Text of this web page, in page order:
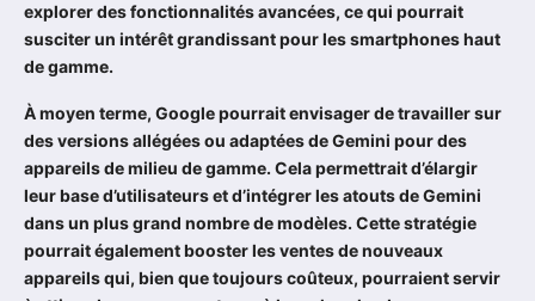
explorer des fonctionnalités avancées, ce qui pourrait
susciter un intérêt grandissant pour les smartphones haut
de gamme.
À moyen terme, Google pourrait envisager de travailler sur
des versions allégées ou adaptées de Gemini pour des
appareils de milieu de gamme. Cela permettrait d’élargir
leur base d’utilisateurs et d’intégrer les atouts de Gemini
dans un plus grand nombre de modèles. Cette stratégie
pourrait également booster les ventes de nouveaux
appareils qui, bien que toujours coûteux, pourraient servir